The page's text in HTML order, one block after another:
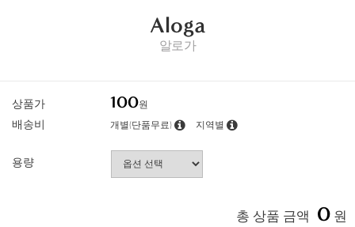
Aloga
알로가
상품가 100원
배송비 개별(단품무료) 지역별
용량
총 상품 금액 0 원